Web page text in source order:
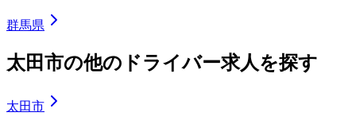
群馬県
太田市の他のドライバー求人を探す
太田市